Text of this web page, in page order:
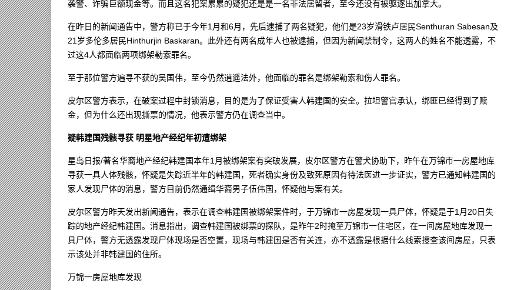
袭警、诈骗巨额现金等。而且这名犯案累累的疑犯还是是一名非法居留者，至今还没有被驱逐出加拿大。
在昨日的新闻通告中，警方称已于今年1月和6月，先后逮捕了两名疑犯，他们是23岁滑铁卢居民Senthuran Sabesan及
21岁多伦多居民Hinthurjin Baskaran。此外还有两名成年人也被逮捕，但因为新闻禁制令，这两人的姓名不能透露，不
过这4人都面临两项绑架勒索罪名。
至于那位警方遍寻不获的吴国伟，至今仍然逍遥法外，他面临的罪名是绑架勒索和伤人罪名。
皮尔区警方表示，在破案过程中封锁消息，目的是为了保证受害人韩建国的安全。拉坦警官承认，绑匪已经得到了赎
金，但为什么还出现撕票的情况，他表示警方仍在调查当中。
疑韩建国残骸寻获 明星地产经纪年初遭绑架
星岛日报/著名华裔地产经纪韩建国本年1月被绑架案有突破发展，皮尔区警方在警犬协助下，昨午在万锦市一房屋地库
寻获一具人体残骸，怀疑是失踪近半年的韩建国，死者确实身份及致死原因有待法医进一步证实，警方已通知韩建国的
家人发现尸体的消息，警方目前仍然通缉华裔男子伍伟国，怀疑他与案有关。
皮尔区警方昨天发出新闻通告，表示在调查韩建国被绑架案件时，于万锦市一房屋发现一具尸体，怀疑是于1月20日失
踪的地产经纪韩建国。消息指出，调查韩建国被绑票的探队，是昨午2时掩至万锦市一住宅区，在一间房屋地库发现一
具尸体，警方无透露发现尸体现场是否空置，现场与韩建国是否有关连，亦不透露是根据什么线索搜查该间房屋，只表
示该处并非韩建国的住所。
万锦一房屋地库发现